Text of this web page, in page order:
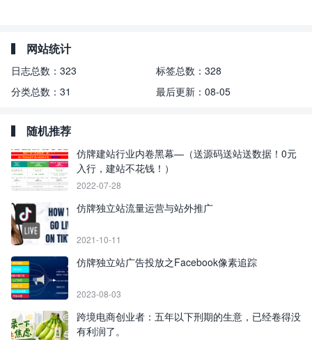
网站统计
日志总数： 323 标签总数： 328
分类总数： 31 最后更新： 08-05
随机推荐
仿牌建站行业内卷黑幕—（送源码送站送数据！0元
入行，建站不花钱！）
2022-07-28
仿牌独立站流量运营与站外推广
2021-10-11
仿牌独立站广告投放之Facebook像素追踪
2023-08-03
跨境电商创业者：五年以下刑期的生意，已经卷得没
有利润了。